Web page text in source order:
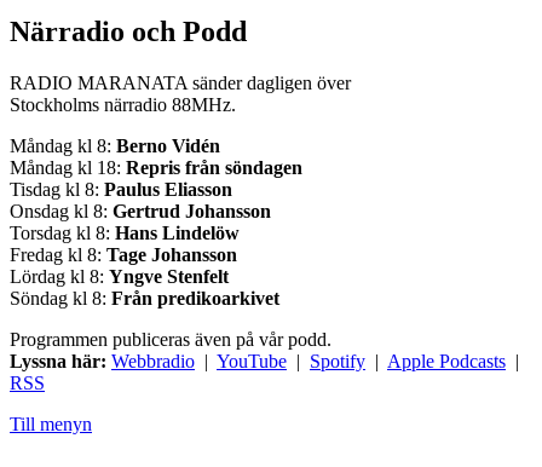
Närradio och Podd
RADIO MARANATA sänder dagligen över
Stockholms närradio 88MHz.
Måndag kl 8: Berno Vidén
Måndag kl 18: Repris från söndagen
Tisdag kl 8: Paulus Eliasson
Onsdag kl 8: Gertrud Johansson
Torsdag kl 8: Hans Lindelöw
Fredag kl 8: Tage Johansson
Lördag kl 8: Yngve Stenfelt
Söndag kl 8: Från predikoarkivet
Programmen publiceras även på vår podd.
Lyssna här: Webbradio | YouTube | Spotify | Apple Podcasts |
RSS
Till menyn